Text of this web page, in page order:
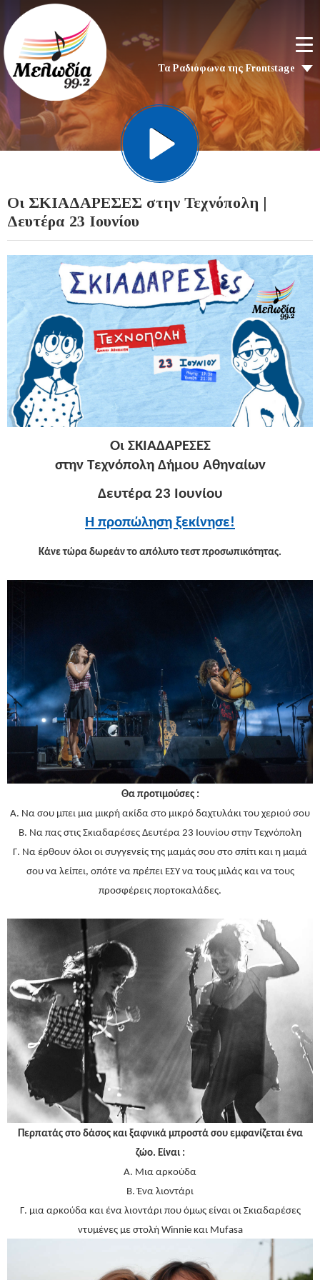
Τα Ραδιόφωνα της Frontstage
Οι ΣΚΙΑΔΑΡΕΣΕΣ στην Τεχνόπολη |
Δευτέρα 23 Ιουνίου
Οι ΣΚΙΑΔΑΡΕΣΕΣ
στην Τεχνόπολη Δήμου Αθηναίων
Δευτέρα 23 Ιουνίου
H προπώληση ξεκίνησε!
Κάνε τώρα δωρεάν το απόλυτο τεστ προσωπικότητας.
Θα προτιμούσες :
Α. Να σου μπει μια μικρή ακίδα στο μικρό δαχτυλάκι του χεριού σου
Β. Να πας στις Σκιαδαρέσες Δευτέρα 23 Ιουνίου στην Τεχνόπολη
Γ. Να έρθουν όλοι οι συγγενείς της μαμάς σου στο σπίτι και η μαμά
σου να λείπει, οπότε να πρέπει ΕΣΥ να τους μιλάς και να τους
προσφέρεις πορτοκαλάδες.
Περπατάς στο δάσος και ξαφνικά μπροστά σου εμφανίζεται ένα
ζώο. Είναι :
Α. Μια αρκούδα
Β. Ένα λιοντάρι
Γ. μια αρκούδα και ένα λιοντάρι που όμως είναι οι Σκιαδαρέσες
ντυμένες με στολή Winnie και Mufasa